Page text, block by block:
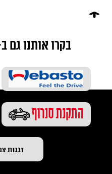
בקרו אותנו גם